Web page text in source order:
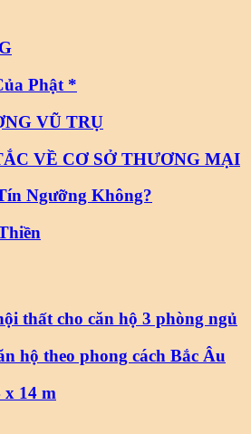
Phật *
VŨ TRỤ
VỀ CƠ SỞ THƯƠNG MẠI
Ngưỡng Không?
thất cho căn hộ 3 phòng ngủ
hộ theo phong cách Bắc Âu
x 14 m